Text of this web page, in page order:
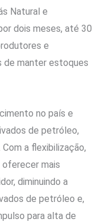
Natural e
dois meses, até 30
e
de manter estoques
no país e
de petróleo,
a flexibilização,
mais
diminuindo a
de petróleo e,
para alta de